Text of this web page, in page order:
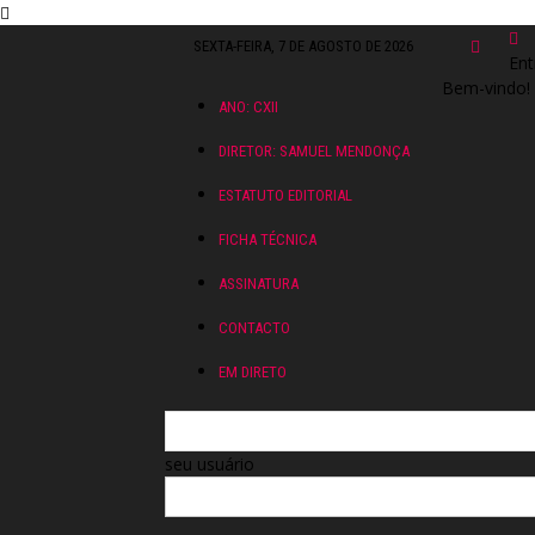
SEXTA-FEIRA, 7 DE AGOSTO DE 2026
ANO: CXII
DIRETOR: SAMUEL MENDONÇA
ESTATUTO EDITORIAL
FICHA TÉCNICA
ASSINATURA
CONTACTO
EM DIRETO
Bem-
seu usuário